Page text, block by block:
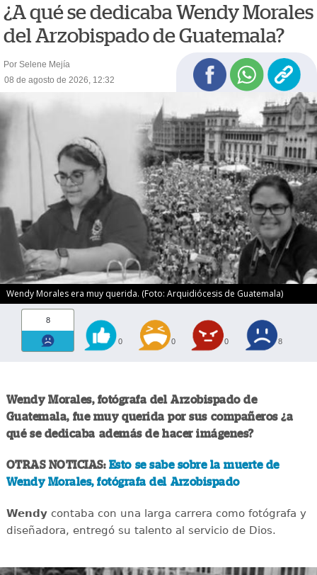
¿A qué se dedicaba Wendy Morales
del Arzobispado de Guatemala?
Por Selene Mejía
08 de agosto de 2026, 12:32
Wendy Morales era muy querida. (Foto: Arquidiócesis de Guatemala)
8
0 0 0 8
Wendy Morales, fotógrafa del Arzobispado de
Guatemala, fue muy querida por sus compañeros ¿a
qué se dedicaba además de hacer imágenes?
OTRAS NOTICIAS: Esto se sabe sobre la muerte de
Wendy Morales, fotógrafa del Arzobispado
Wendycontaba con una larga carrera como fotógrafa y
diseñadora, entregó su talento al servicio de Dios.